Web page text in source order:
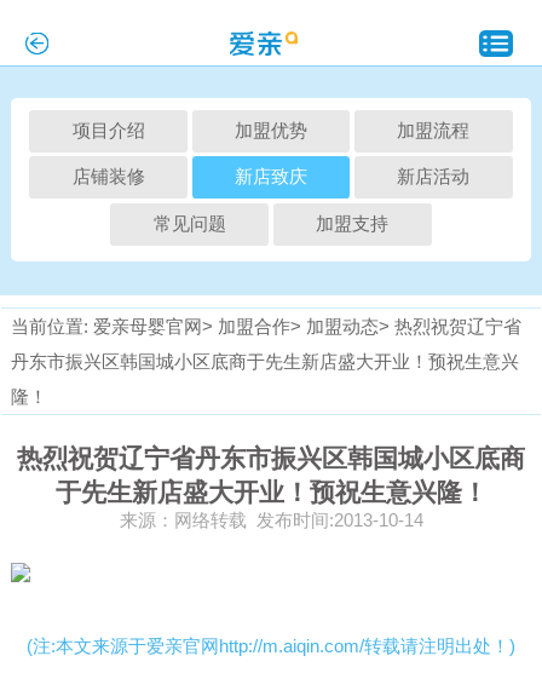
项目介绍 加盟优势 加盟流程
店铺装修 新店致庆 新店活动
常见问题 加盟支持
当前位置: 爱亲母婴官网> 加盟合作> 加盟动态> 热烈祝贺辽宁省
丹东市振兴区韩国城小区底商于先生新店盛大开业！预祝生意兴
隆！
热烈祝贺辽宁省丹东市振兴区韩国城小区底商
于先生新店盛大开业！预祝生意兴隆！
来源：网络转载 发布时间:2013-10-14
(注:本文来源于爱亲官网http://m.aiqin.com/转载请注明出处！)